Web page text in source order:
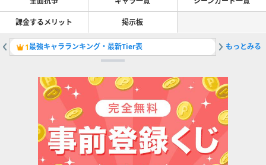
課金するメリット 掲示板
1最強キャラランキング・最新Tier表 もっとみる